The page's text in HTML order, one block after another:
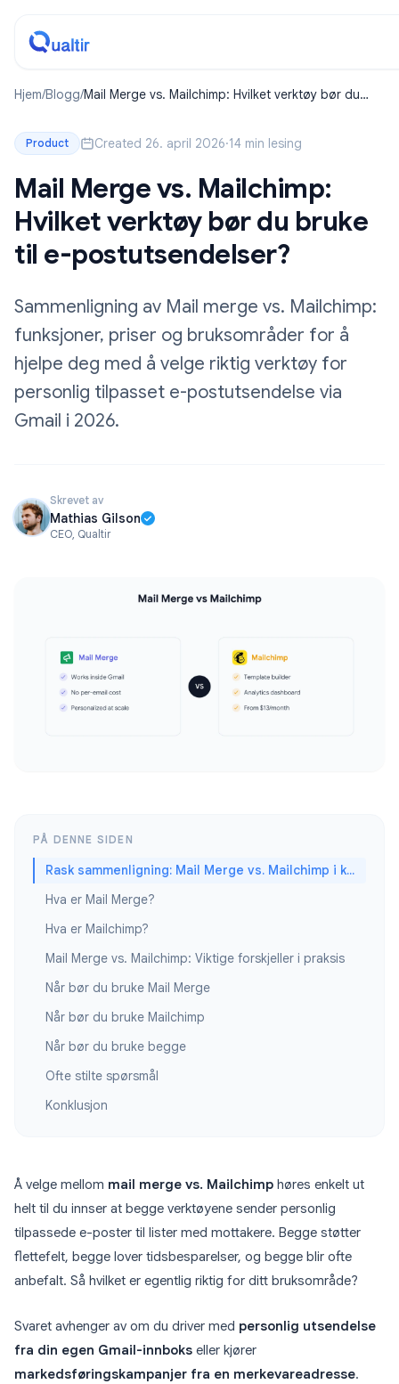
Hjem/Blogg/Mail Merge vs. Mailchimp: Hvilket verktøy bør du
Product Created 26. april 2026·14 min lesing
Mail Merge vs. Mailchimp:
Hvilket verktøy bør du bruke
til e-postutsendelser?
Sammenligning av Mail merge vs. Mailchimp:
funksjoner, priser og bruksområder for å
hjelpe deg med å velge riktig verktøy for
personlig tilpasset e-postutsendelse via
Gmail i 2026.
Skrevet av
Mathias Gilson
CEO, Qualtir
PÅ DENNE SIDEN
Rask sammenligning: Mail Merge vs. Mailchimp i korte trekk
Hva er Mail Merge?
Hva er Mailchimp?
Mail Merge vs. Mailchimp: Viktige forskjeller i praksis
Når bør du bruke Mail Merge
Når bør du bruke Mailchimp
Når bør du bruke begge
Ofte stilte spørsmål
Konklusjon
Å velge mellom mail merge vs. Mailchimp høres enkelt ut
helt til du innser at begge verktøyene sender personlig
tilpassede e-poster til lister med mottakere. Begge støtter
flettefelt, begge lover tidsbesparelser, og begge blir ofte
anbefalt. Så hvilket er egentlig riktig for ditt bruksområde?
Svaret avhenger av om du driver med personlig utsendelse
fra din egen Gmail-innboks eller kjører
markedsføringskampanjer fra en merkevareadresse.